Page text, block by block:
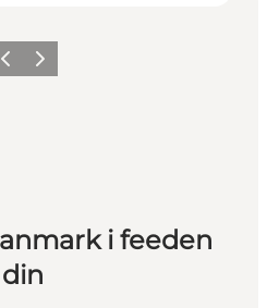
ForrigeNeste
i feeden
din